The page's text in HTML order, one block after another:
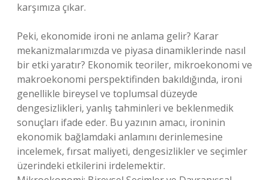
karşımıza çıkar.
Peki, ekonomide ironi ne anlama gelir? Karar
mekanizmalarımızda ve piyasa dinamiklerinde nasıl
bir etki yaratır? Ekonomik teoriler, mikroekonomi ve
makroekonomi perspektifinden bakıldığında, ironi
genellikle bireysel ve toplumsal düzeyde
dengesizlikleri, yanlış tahminleri ve beklenmedik
sonuçları ifade eder. Bu yazının amacı, ironinin
ekonomik bağlamdaki anlamını derinlemesine
incelemek, fırsat maliyeti, dengesizlikler ve seçimler
üzerindeki etkilerini irdelemektir.